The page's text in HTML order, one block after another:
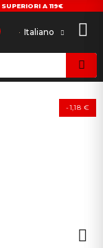
A 119€
Italiano
-1,18 €